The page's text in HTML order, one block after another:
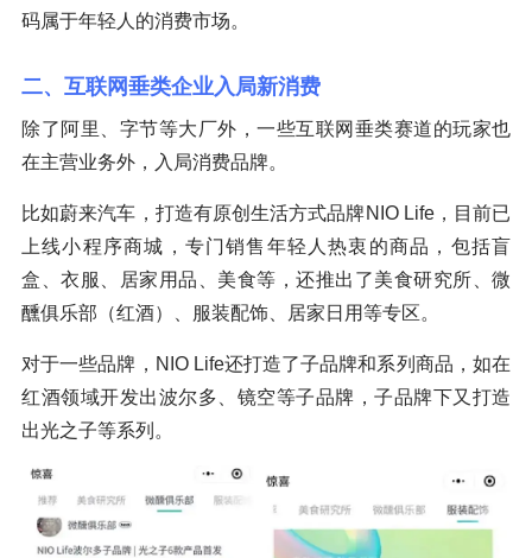
码属于年轻人的消费市场。
二、互联网垂类企业入局新消费
除了阿里、字节等大厂外，一些互联网垂类赛道的玩家也
在主营业务外，入局消费品牌。
比如蔚来汽车，打造有原创生活方式品牌NIO Life，目前已
上线小程序商城，专门销售年轻人热衷的商品，包括盲
盒、衣服、居家用品、美食等，还推出了美食研究所、微
醺俱乐部（红酒）、服装配饰、居家日用等专区。
对于一些品牌，NIO Life还打造了子品牌和系列商品，如在
红酒领域开发出波尔多、镜空等子品牌，子品牌下又打造
出光之子等系列。